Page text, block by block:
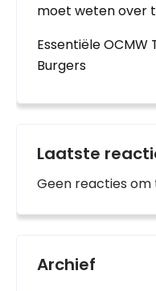
moet weten over
Essentiële
Burgers
Laatste
Geen reacties om
Archief